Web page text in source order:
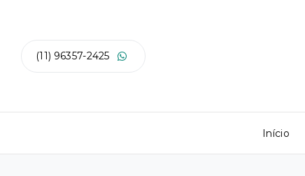
(11) 96357-2425
Início